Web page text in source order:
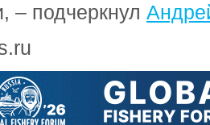
– подчеркнул